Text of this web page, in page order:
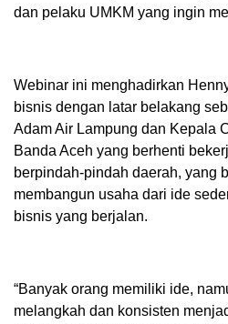
dan pelaku UMKM yang ingin
Webinar ini menghadirkan
bisnis dengan latar belakang
Adam Air Lampung dan Kepala
Banda Aceh yang berhenti
berpindah-pindah daerah, yang
membangun usaha dari ide
bisnis yang berjalan.
“Banyak orang memiliki ide,
melangkah dan konsisten